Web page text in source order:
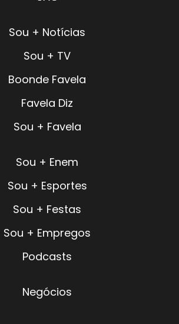
Sou + Notícias
Sou + TV
Boonde Favela
Favela Diz
Sou + Favela
Sou + Enem
Sou + Esportes
Sou + Festas
Sou + Empregos
Podcasts
Negócios